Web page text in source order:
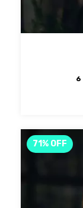
6
71% OFF